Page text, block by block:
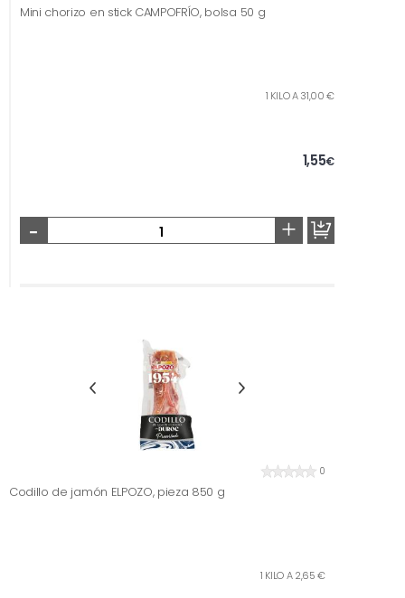
Mini chorizo en stick CAMPOFRÍO, bolsa 50 g
1 KILO A 31,00 €
1,55€
- +
0
Codillo de jamón ELPOZO, pieza 850 g
1 KILO A 2,65 €